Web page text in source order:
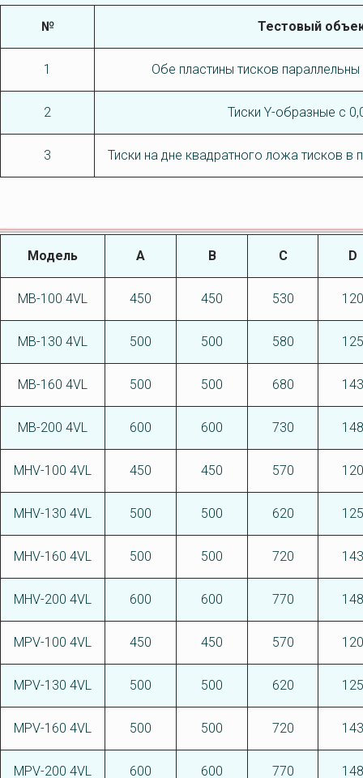
№ Тестовый
1 Обе пластины тисков
2 Тиски Y-образные с
3 Тиски на дне квадратного ложа тисков
Модель А В C D
MB-100 4VL 450 450 530 120
MB-130 4VL 500 500 580 125
MB-160 4VL 500 500 680 143
MB-200 4VL 600 600 730 148
MHV-100 4VL 450 450 570 120
MHV-130 4VL 500 500 620 125
MHV-160 4VL 500 500 720 143
MHV-200 4VL 600 600 770 148
MPV-100 4VL 450 450 570 120
MPV-130 4VL 500 500 620 125
MPV-160 4VL 500 500 720 143
MPV-200 4VL 600 600 770 148